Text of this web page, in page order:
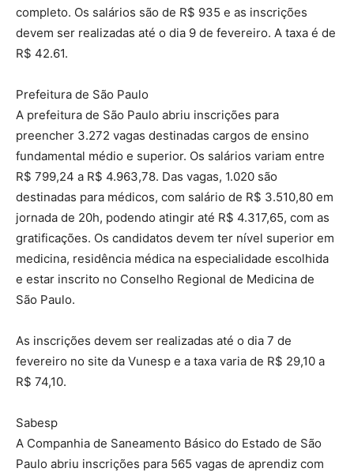
completo. Os salários são de R$ 935 e as inscrições
devem ser realizadas até o dia 9 de fevereiro. A taxa é de
R$ 42.61.
Prefeitura de São Paulo
A prefeitura de São Paulo abriu inscrições para
preencher 3.272 vagas destinadas cargos de ensino
fundamental médio e superior. Os salários variam entre
R$ 799,24 a R$ 4.963,78. Das vagas, 1.020 são
destinadas para médicos, com salário de R$ 3.510,80 em
jornada de 20h, podendo atingir até R$ 4.317,65, com as
gratificações. Os candidatos devem ter nível superior em
medicina, residência médica na especialidade escolhida
e estar inscrito no Conselho Regional de Medicina de
São Paulo.
As inscrições devem ser realizadas até o dia 7 de
fevereiro no site da Vunesp e a taxa varia de R$ 29,10 a
R$ 74,10.
Sabesp
A Companhia de Saneamento Básico do Estado de São
Paulo abriu inscrições para 565 vagas de aprendiz com